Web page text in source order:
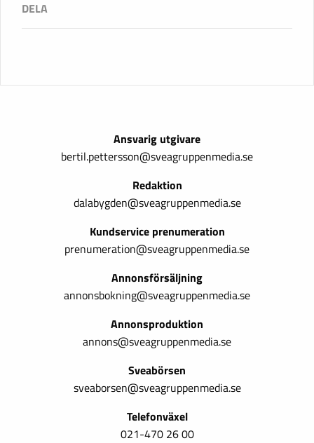
Ansvarig utgivare
bertil.pettersson@sveagruppenmedia.se
Redaktion
dalabygden@sveagruppenmedia.se
Kundservice prenumeration
prenumeration@sveagruppenmedia.se
Annonsförsäljning
annonsbokning@sveagruppenmedia.se
Annonsproduktion
annons@sveagruppenmedia.se
Sveabörsen
sveaborsen@sveagruppenmedia.se
Telefonväxel
021-470 26 00